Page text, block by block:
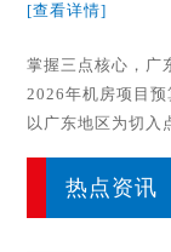
[查看详情]
热点资讯